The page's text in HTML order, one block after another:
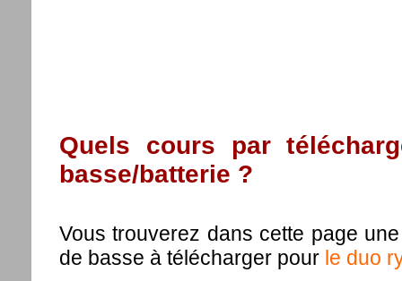
Quels cours par
basse/batterie ?
Vous trouverez dans cette page
de basse à télécharger pour le duo